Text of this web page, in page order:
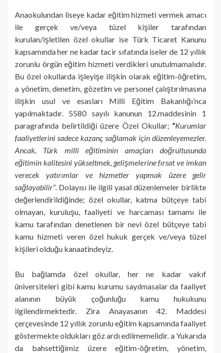
Anaokulundan liseye kadar eğitim hizmeti vermek amacı
ile gerçek ve/veya tüzel kişiler tarafından
kurulan/işletilen özel okullar ise Türk Ticaret Kanunu
kapsamında her ne kadar tacir sıfatında iseler de 12 yıllık
zorunlu örgün eğitim hizmeti verdikleri unutulmamalıdır.
Bu özel okullarda işleyişe ilişkin olarak eğitim-öğretim,
a yönetim, denetim, gözetim ve personel çalıştırılmasına
ilişkin usul ve esasları Milli Eğitim Bakanlığı’nca
yapılmaktadır. 5580 sayılı kanunun 12.maddesinin 1
paragrafında belirtildiği üzere Özel Okullar; “Kurumlar
faaliyetlerini sadece kazanç sağlamak için düzenleyemezler.
Ancak, Türk milli eğitiminin amaçları doğrultusunda
eğitimin kalitesini yükseltmek, gelişmelerine fırsat ve imkan
verecek yatırımlar ve hizmetler yapmak üzere gelir
sağlayabilir”. Dolayısı ile ilgili yasal düzenlemeler birlikte
değerlendirildiğinde; özel okullar, katma bütçeye tabi
olmayan, kuruluşu, faaliyeti ve harcaması tamamı ile
kamu tarafından denetlenen bir nevi özel bütçeye tabi
kamu hizmeti veren özel hukuk gerçek ve/veya tüzel
kişileri olduğu kanaatindeyiz.
Bu bağlamda özel okullar, her ne kadar vakıf
üniversiteleri gibi kamu kurumu sayılmasalar da faaliyet
alanının büyük çoğunluğu kamu hukukunu
ilgilendirmektedir. Zira Anayasanın 42. Maddesi
çerçevesinde 12 yıllık zorunlu eğitim kapsamında faaliyet
göstermekte oldukları göz ardı edilmemelidir. a Yukarıda
da bahsettiğimiz üzere eğitim-öğretim, yönetim,